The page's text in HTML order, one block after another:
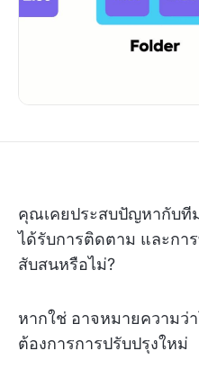
คุณเคยประสบปัญหากับที
ได้รับการติดตาม และกา
สับสนหรือไม่?
หากใช่ อาจหมายความว่
ต้องการการปรับปรุงใหม่